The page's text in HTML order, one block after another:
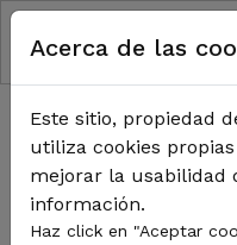
Pasar al contenido
RUTA DE
Inicio Noticias
TODA LA
Acerca de las
Este sitio, propiedad
utiliza cookies
mejorar la usabilidad
información.
Haz click en "Aceptar